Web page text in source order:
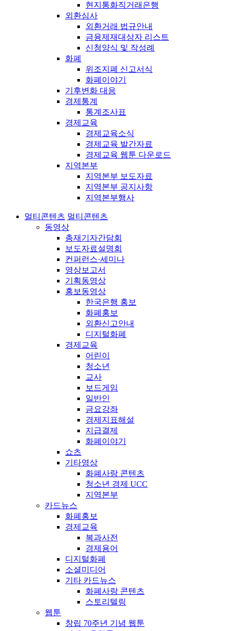
현지통화직거래은행
외환심사
외환거래 법규안내
금융제재대상자 리스트
신청양식 및 작성례
화폐
위조지폐 신고서식
화폐이야기
기후변화 대응
경제통계
통계조사표
경제교육
경제교육소식
경제교육 발간자료
경제교육 웹툰 다운로드
지역본부
지역본부 보도자료
지역본부 공지사항
지역본부행사
멀티콘텐츠 멀티콘텐츠
동영상
총재기자간담회
보도자료설명회
컨퍼런스·세미나
영상보고서
기획동영상
홍보동영상
한국은행 홍보
화폐홍보
외환신고안내
디지털화폐
경제교육
어린이
청소년
교사
보드게임
일반인
금요강좌
경제지표해설
지급결제
화폐이야기
쇼츠
기타영상
화폐사랑 콘텐츠
청소년 경제 UCC
지역본부
카드뉴스
화폐홍보
경제교육
복과사전
경제용어
디지털화폐
소셜미디어
기타 카드뉴스
화폐사랑 콘텐츠
스토리텔링
웹툰
창립 70주년 기념 웹툰